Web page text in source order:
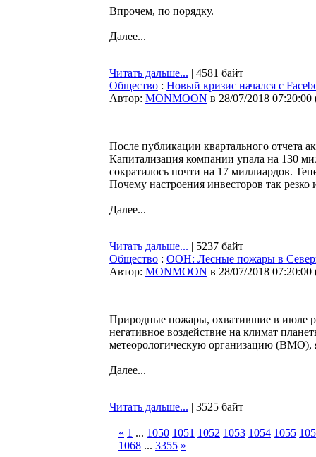
Впрочем, по порядку.
Далее...
Читать дальше... | 4581 байт
Общество : Новый кризис начался с
Автор: MONMOON в 28/07/2018 07:20:00
После публикации квартального отчета
Капитализация компании упала на 130
сократилось почти на 17 миллиардов.
Почему настроения инвесторов так резко
Далее...
Читать дальше... | 5237 байт
Общество : ООН: Лесные пожары в
Автор: MONMOON в 28/07/2018 07:20:00
Природные пожары, охватившие в июле
негативное воздействие на климат
метеорологическую организацию
Далее...
Читать дальше... | 3525 байт
« 1 ... 1050 1051 1052 1053 1054 1055
1068 ... 3355 »